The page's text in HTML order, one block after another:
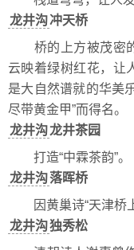
龙井沟冲天桥
桥的上方被茂密的
云映着绿树红花，让
是大自然谱就的华美
尽带黄金甲”而得名。
龙井沟龙井茶园
打造“中霖茶韵”。
龙井沟落晖桥
因黄巢诗“天津桥上
龙井沟独秀松